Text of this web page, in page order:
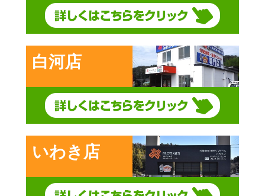
白河店
いわき店